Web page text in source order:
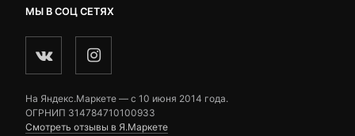
МЫ В СОЦ СЕТЯХ
На Яндекс.Маркете — c 10 июня 2014 года.
ОГРНИП 314784710100933
Смотреть отзывы в Я.Маркете